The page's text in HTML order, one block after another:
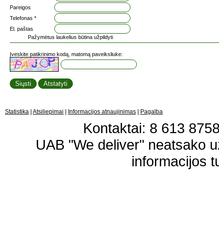
Pareigos
Telefonas *
El. paštas
Pažymėtus laukelius būtina užpildyti
Įveskite patikrinimo kodą, matomą paveiksliuke:
Statistika Atsiliepimai Informacijos atnaujinimas Pagalba
Kontaktai: 8 613
UAB "We deliver" neatsako
informacijos